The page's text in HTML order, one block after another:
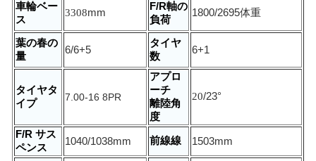
車輪ベー
ス
3308mm
F/R軸の
負荷
1800/2695体重
葉の春の
量
6/6+5
タイヤ
数
6+1
タイヤタ
イプ
7.00-16 8PR
アプロ
ーチ
離陸角
度
20/23°
F/R サス
ペンス
1040/1038mm 前線線 1503mm